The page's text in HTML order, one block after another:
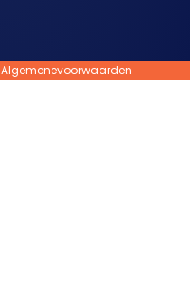
Algemenevoorwaarden